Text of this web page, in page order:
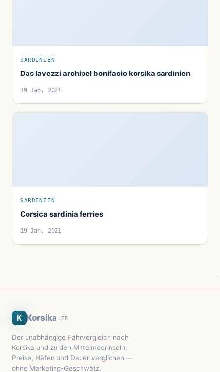
SARDINIEN
Das lavezzi archipel bonifacio korsika sardinien
19 Jan. 2021
SARDINIEN
Corsica sardinia ferries
19 Jan. 2021
K Korsika .FR
Der unabhängige Fährvergleich nach
Korsika und zu den Mittelmeerinseln.
Preise, Häfen und Dauer verglichen —
ohne Marketing-Geschwätz.